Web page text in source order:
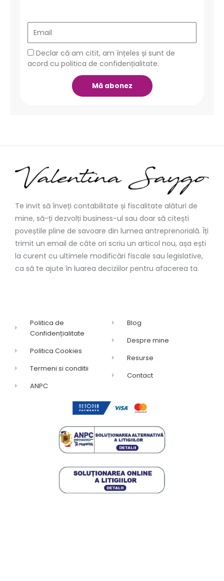
GDPRDeclar că am citit, am înțeles și sunt de
acord cu politica de confidențialitate.
Mă abonez
Te invit să înveți contabilitate și fiscalitate alături de
mine, să-ți dezvolți business-ul sau doar să citești
poveștile pline de savoare din lumea antreprenorială. Îți
trimit un email de câte ori scriu un articol nou, așa ești
la curent cu ultimele modificări fiscale sau legislative,
ca să te ajute în luarea deciziilor pentru afacerea ta.
Politica de
Confidențialitate
Politica Cookies
Termeni si conditii
ANPC
Blog
Despre mine
Resurse
Contact